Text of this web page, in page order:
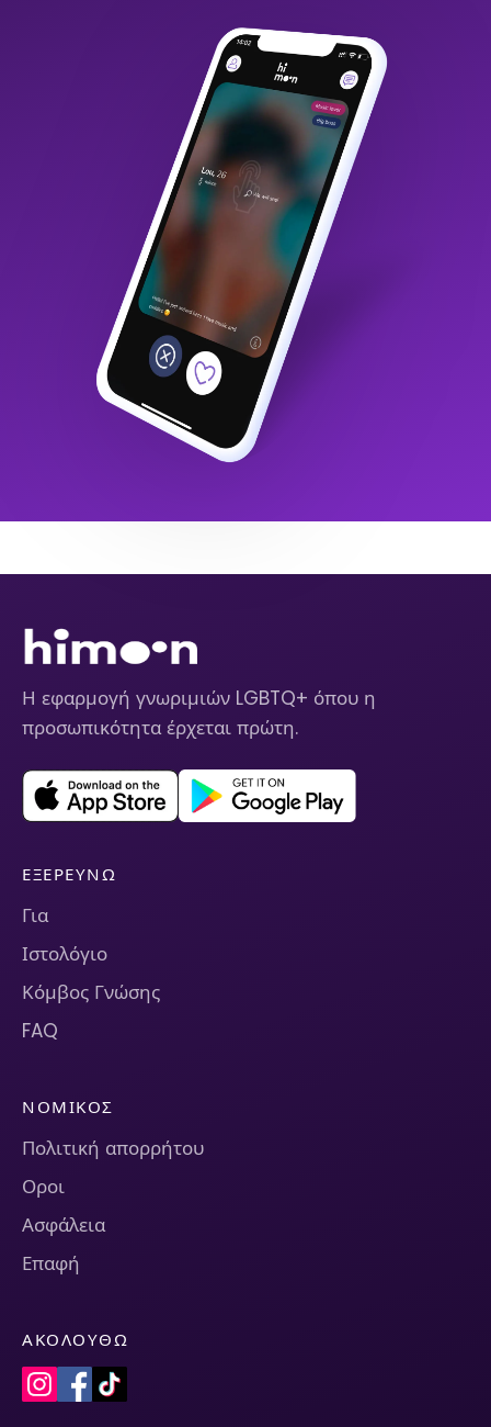
Η εφαρμογή γνωριμιών LGBTQ+ όπου η
προσωπικότητα έρχεται πρώτη.
ΕΞΕΡΕΥΝΏ
Για
Ιστολόγιο
Κόμβος Γνώσης
FAQ
ΝΟΜΙΚΌΣ
Πολιτική απορρήτου
Οροι
Ασφάλεια
Επαφή
ΑΚΟΛΟΥΘΏ